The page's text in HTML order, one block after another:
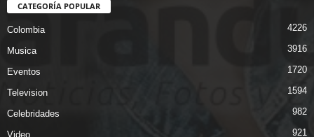
CATEGORÍA POPULAR
Colombia 4226
Musica 3916
Eventos 1720
Television 1594
Celebridades 982
Video 921